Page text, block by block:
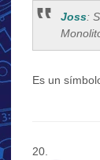
Joss:
Es un